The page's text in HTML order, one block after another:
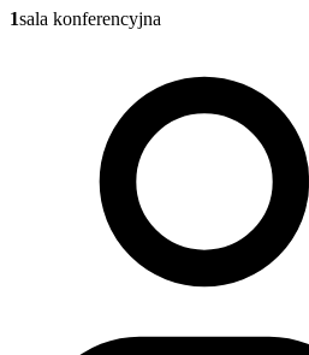
1sala konferencyjna